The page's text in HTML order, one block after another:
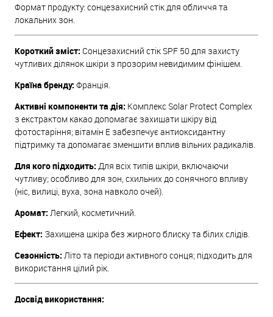
Формат продукту: сонцезахисний стік для обличчя та
локальних зон.
Короткий зміст: Сонцезахисний стік SPF 50 для захисту
чутливих ділянок шкіри з прозорим невидимим фінішем.
Країна бренду: Франція.
Активні компоненти та дія: Комплекс Solar Protect Complex
з екстрактом какао допомагає захищати шкіру від
фотостаріння; вітамін Е забезпечує антиоксидантну
підтримку та допомагає зменшити вплив вільних радикалів.
Для кого підходить: Для всіх типів шкіри, включаючи
чутливу; особливо для зон, схильних до сонячного впливу
(ніс, вилиці, вуха, зона навколо очей).
Аромат: Легкий, косметичний.
Ефект: Захищена шкіра без жирного блиску та білих слідів.
Сезонність: Літо та періоди активного сонця; підходить для
використання цілий рік.
Досвід використання: